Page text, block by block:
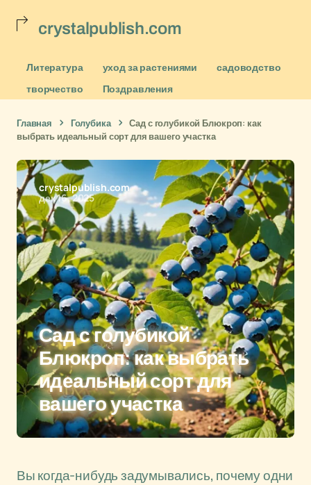
crystalpublish.com
Литература уход за растениями
садоводство
творчество
Поздравления
Главная Голубика
Сад с голубикой Блюкроп: как
выбрать идеальный сорт для вашего участка
crystalpublish.com
дек 16, 2025
Сад с голубикой
Блюкроп: как выбрать
идеальный сорт для
вашего участка
Вы когда-нибудь задумывались, почему одни